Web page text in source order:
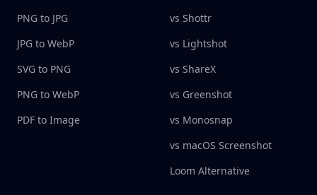
PNG to JPG
JPG to WebP
SVG to PNG
PNG to WebP
PDF to Image
vs Shottr
vs Lightshot
vs ShareX
vs Greenshot
vs Monosnap
vs macOS Screenshot
Loom Alternative